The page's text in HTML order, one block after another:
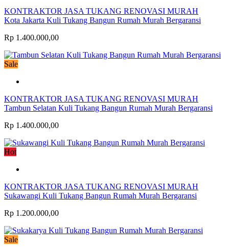
KONTRAKTOR JASA TUKANG RENOVASI MURAH
Kota Jakarta Kuli Tukang Bangun Rumah Murah Bergaransi
Rp 1.400.000,00
Sale
KONTRAKTOR JASA TUKANG RENOVASI MURAH
Tambun Selatan Kuli Tukang Bangun Rumah Murah Bergaransi
Rp 1.400.000,00
Hot
KONTRAKTOR JASA TUKANG RENOVASI MURAH
Sukawangi Kuli Tukang Bangun Rumah Murah Bergaransi
Rp 1.200.000,00
Sale